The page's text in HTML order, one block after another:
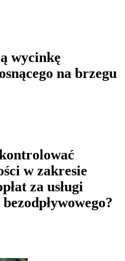
wycinkę
na brzegu
w zakresie
za usługi